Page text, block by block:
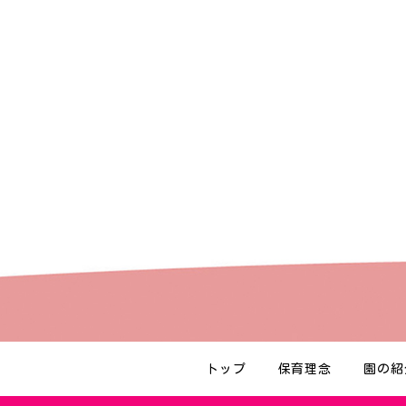
トップ 保育理念 園の